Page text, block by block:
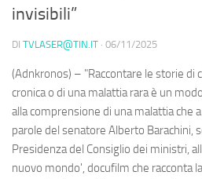
invisibili”
DI TVLASER@TIN.IT · 06/11/2025
(Adnkronos) – "Raccontare le storie di
cronica o di una malattia rara è un
alla comprensione di una malattia che
parole del senatore Alberto Barachini,
Presidenza del Consiglio dei ministri,
nuovo mondo', docufilm che racconta